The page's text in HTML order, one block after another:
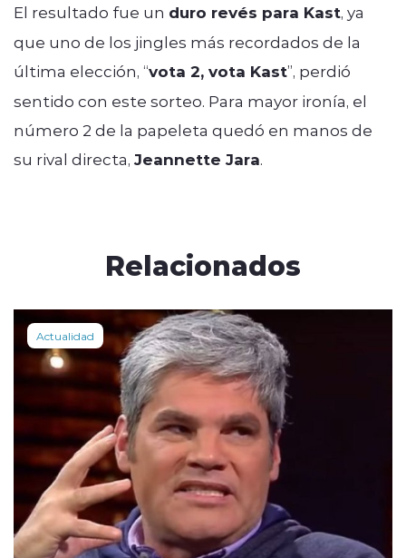
El resultado fue un duro revés para Kast, ya
que uno de los jingles más recordados de la
última elección, “vota 2, vota Kast”, perdió
sentido con este sorteo. Para mayor ironía, el
número 2 de la papeleta quedó en manos de
su rival directa, Jeannette Jara.
Relacionados
Actualidad